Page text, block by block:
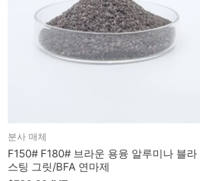
분사 매체
F150# F180# 브라운 용융 알루미나 블라
스팅 그릿/BFA 연마제